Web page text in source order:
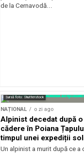
de la Cernavodă...
Sursă foto: Shutterstock
NAȚIONAL o zi ago
Alpinist decedat după o
cădere în Poiana
timpul unei expediții
Un alpinist a murit după ce a